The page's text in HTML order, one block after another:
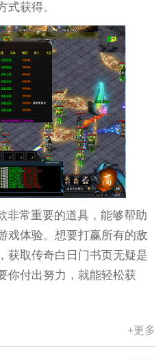
式获得。
非常重要的道具，能够帮助
戏体验。想要打赢所有的敌
获取传奇白日门书页无疑是
你付出努力，就能轻松获
+更多